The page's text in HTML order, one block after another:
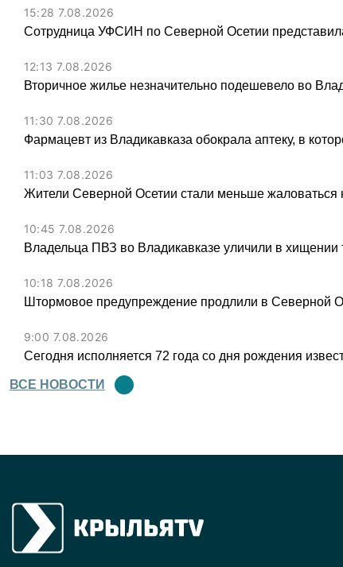
15:28 7.08.2026
Сотрудница УФСИН по Северной Осетии
12:13 7.08.2026
Вторичное жилье незначительно подешевело во
11:30 7.08.2026
Фармацевт из Владикавказа обокрала аптеку, в
11:03 7.08.2026
Жители Северной Осетии стали меньше жаловаться
10:45 7.08.2026
Владельца ПВЗ во Владикавказе уличили в хищении
10:18 7.08.2026
Штормовое предупреждение продлили в Северной
9:00 7.08.2026
Сегодня исполняется 72 года со дня рождения
ВСЕ НОВОСТИ